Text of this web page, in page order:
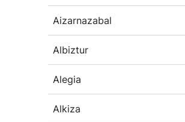
Aizarnazabal
Albiztur
Alegia
Alkiza